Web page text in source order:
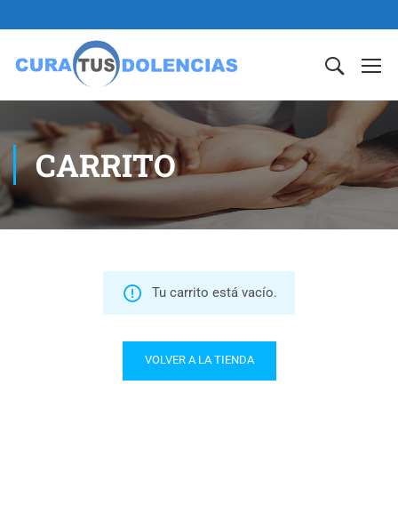
CARRITO
Tu carrito está vacío.
VOLVER A LA TIENDA